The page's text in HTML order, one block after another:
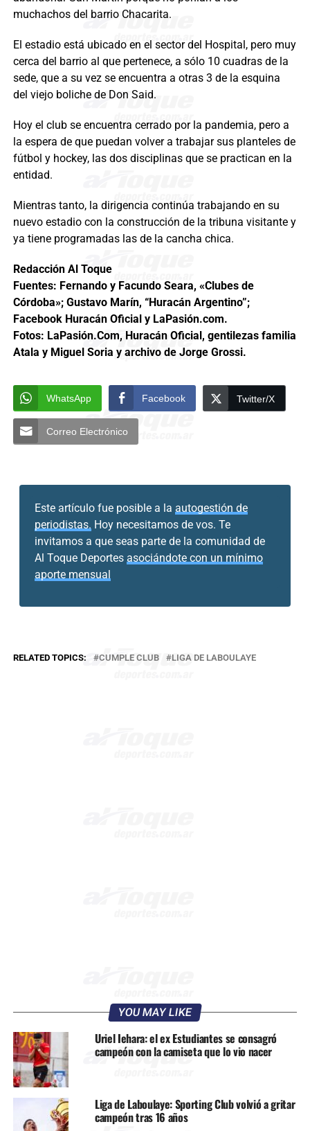
muchachos del barrio Chacarita.
El estadio está ubicado en el sector del Hospital, pero muy
cerca del barrio al que pertenece, a sólo 10 cuadras de la
sede, que a su vez se encuentra a otras 3 de la esquina
del viejo boliche de Don Said.
Hoy el club se encuentra cerrado por la pandemia, pero a
la espera de que puedan volver a trabajar sus planteles de
fútbol y hockey, las dos disciplinas que se practican en la
entidad.
Mientras tanto, la dirigencia continúa trabajando en su
nuevo estadio con la construcción de la tribuna visitante y
ya tiene programadas las de la cancha chica.
Redacción Al Toque
Fuentes: Fernando y Facundo Seara, «Clubes de
Córdoba»; Gustavo Marín, “Huracán Argentino”;
Facebook Huracán Oficial y LaPasión.com.
Fotos: LaPasión.Com, Huracán Oficial, gentilezas familia
Atala y Miguel Soria y archivo de Jorge Grossi.
WhatsApp Facebook Twitter/X
Correo Electrónico
Este artículo fue posible a la autogestión de
periodistas. Hoy necesitamos de vos. Te
invitamos a que seas parte de la comunidad de
Al Toque Deportes asociándote con un mínimo
aporte mensual
RELATED TOPICS: CUMPLE CLUB LIGA DE LABOULAYE
YOU MAY LIKE
Uriel Iehara: el ex Estudiantes se consagró
campeón con la camiseta que lo vio nacer
Liga de Laboulaye: Sporting Club volvió a gritar
campeón tras 16 años